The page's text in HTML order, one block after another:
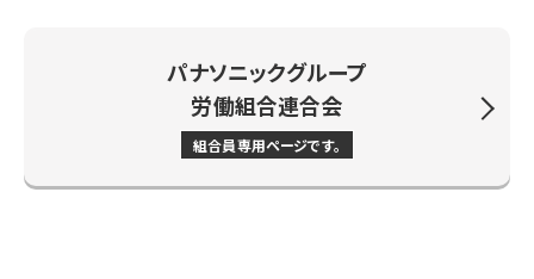
パナソニックグループ
労働組合連合会
組合員専用ページです。